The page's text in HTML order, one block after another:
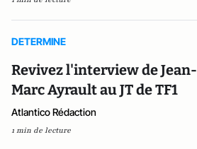
DETERMINE
Revivez l'interview de Jean-
Marc Ayrault au JT de TF1
Atlantico Rédaction
1 min de lecture